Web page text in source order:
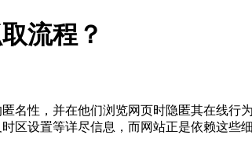
流程？
性，并在他们浏览网页时隐匿其在线行
区设置等详尽信息，而网站正是依赖这